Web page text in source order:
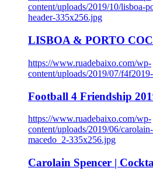
content/uploads/2019/10/lisboa-
header-335x256.jpg
LISBOA & PORTO
https://www.ruadebaixo.com/wp-
content/uploads/2019/07/
Football 4 Friendship
https://www.ruadebaixo.com/wp-
content/uploads/2019/06/
macedo_2-335x256.jpg
Carolain Spencer |